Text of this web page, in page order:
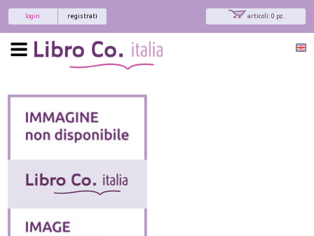
articoli: 0 pz.
registrati
login
Allora iscriviti alla nostra newsletter!
comunque cancellarti quando desideri.